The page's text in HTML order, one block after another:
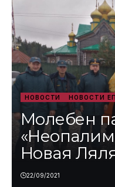
НОВОСТИ НОВОСТИ
Молебен
Новая
22/09/2021